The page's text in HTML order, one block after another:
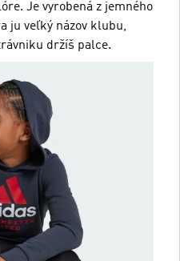
Je vyrobená z jemného
ju veľký názov klubu,
držíš palce.